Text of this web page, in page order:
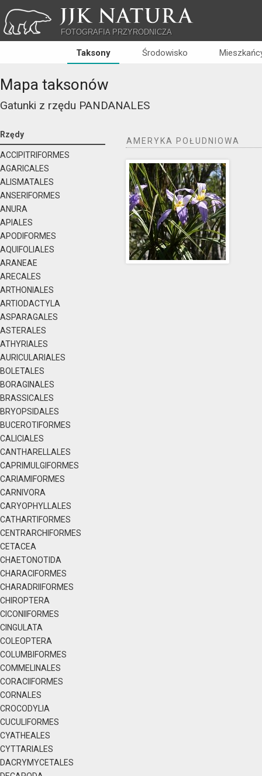
JJK NATURA
FOTOGRAFIA PRZYRODNICZA
Taksony Środowisko
Mapa taksonów
Gatunki z rzędu PANDANALES
Rzędy
ACCIPITRIFORMES
AGARICALES
ALISMATALES
ANSERIFORMES
ANURA
APIALES
APODIFORMES
AQUIFOLIALES
ARANEAE
ARECALES
ARTHONIALES
ARTIODACTYLA
ASPARAGALES
ASTERALES
ATHYRIALES
AURICULARIALES
BOLETALES
BORAGINALES
BRASSICALES
BRYOPSIDALES
BUCEROTIFORMES
CALICIALES
CANTHARELLALES
CAPRIMULGIFORMES
CARIAMIFORMES
CARNIVORA
CARYOPHYLLALES
CATHARTIFORMES
CENTRARCHIFORMES
CETACEA
CHAETONOTIDA
CHARACIFORMES
CHARADRIIFORMES
CHIROPTERA
CICONIIFORMES
CINGULATA
COLEOPTERA
COLUMBIFORMES
COMMELINALES
CORACIIFORMES
CORNALES
CROCODYLIA
CUCULIFORMES
CYATHEALES
CYTTARIALES
DACRYMYCETALES
AMERYKA POŁUDNIOWA